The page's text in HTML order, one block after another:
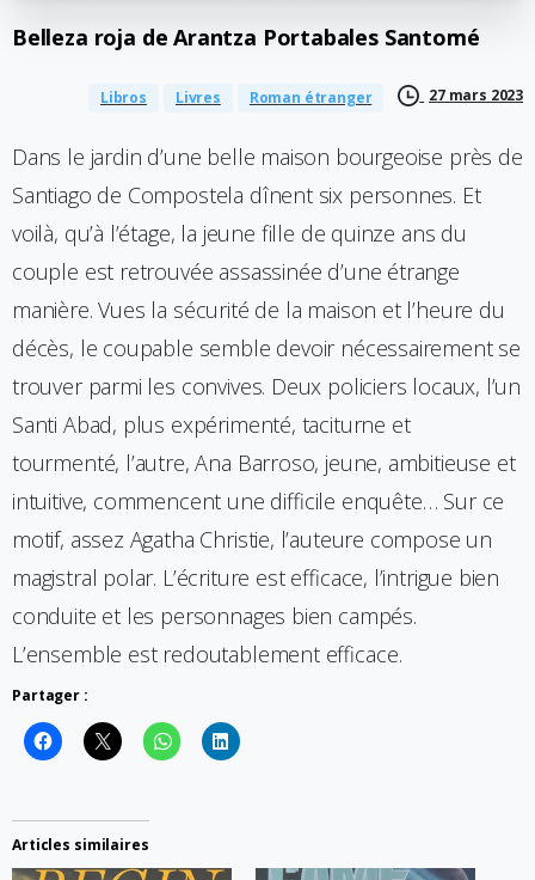
Belleza roja de Arantza Portabales Santomé
Libros Livres Roman étranger 27 mars 2023
Dans le jardin d’une belle maison bourgeoise près de
Santiago de Compostela dînent six personnes. Et
voilà, qu’à l’étage, la jeune fille de quinze ans du
couple est retrouvée assassinée d’une étrange
manière. Vues la sécurité de la maison et l’heure du
décès, le coupable semble devoir nécessairement se
trouver parmi les convives. Deux policiers locaux, l’un
Santi Abad, plus expérimenté, taciturne et
tourmenté, l’autre, Ana Barroso, jeune, ambitieuse et
intuitive, commencent une difficile enquête… Sur ce
motif, assez Agatha Christie, l’auteure compose un
magistral polar. L’écriture est efficace, l’intrigue bien
conduite et les personnages bien campés.
L’ensemble est redoutablement efficace.
Partager :
Articles similaires